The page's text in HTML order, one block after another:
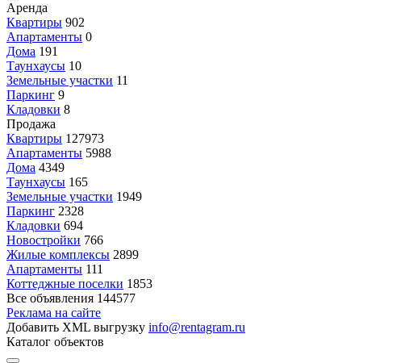
Аренда
Квартиры 902
Апартаменты 0
Дома 191
Таунхаусы 10
Земельные участки 11
Паркинг 9
Кладовки 8
Продажа
Квартиры 127973
Апартаменты 5988
Дома 4349
Таунхаусы 165
Земельные участки 1949
Паркинг 2328
Кладовки 694
Новостройки 766
Жилые комплексы 2899
Апартаменты 111
Коттеджные поселки 1853
Все объявления 144577
Реклама на сайте
Добавить XML выгрузку info@rentagram.ru
Каталог объектов